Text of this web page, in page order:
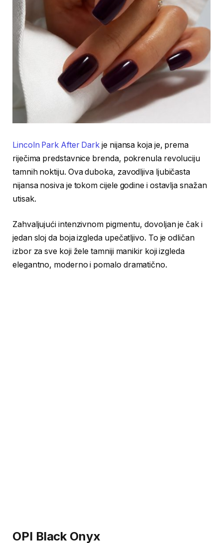
Lincoln Park After Dark je nijansa koja je, prema
riječima predstavnice brenda, pokrenula revoluciju
tamnih noktiju. Ova duboka, zavodljiva ljubičasta
nijansa nosiva je tokom cijele godine i ostavlja snažan
utisak.
Zahvaljujući intenzivnom pigmentu, dovoljan je čak i
jedan sloj da boja izgleda upečatljivo. To je odličan
izbor za sve koji žele tamniji manikir koji izgleda
elegantno, moderno i pomalo dramatično.
OPI Black Onyx